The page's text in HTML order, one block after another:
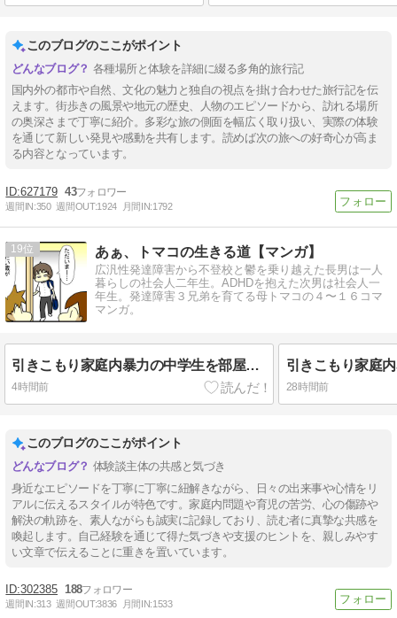
このブログのここがポイント
各種場所と体験を詳細に綴る多角的旅行記
国内外の都市や自然、文化の魅力と独自の視点を掛け合わせた旅行記を伝
えます。街歩きの風景や地元の歴史、人物のエピソードから、訪れる場所
の奥深さまで丁寧に紹介。多彩な旅の側面を幅広く取り扱い、実際の体験
を通じて新しい発見や感動を共有します。読めば次の旅への好奇心が高ま
る内容となっています。
627179 43
週間IN:350 週間OUT:1924 月間IN:1792
19 あぁ、トマコの生きる道【マンガ】
広汎性発達障害から不登校と鬱を乗り越えた長男は一人
暮らしの社会人二年生。ADHDを抱えた次男は社会人一
年生。発達障害３兄弟を育てる母トマコの４〜１６コマ
マンガ。
引きこもり家庭内暴力の中学生を部屋から出した話⑬
4時間前 28時間前
このブログのここがポイント
体験談主体の共感と気づき
身近なエピソードを丁寧に丁寧に紐解きながら、日々の出来事や心情をリ
アルに伝えるスタイルが特色です。家庭内問題や育児の苦労、心の傷跡や
解決の軌跡を、素人ながらも誠実に記録しており、読む者に真摯な共感を
喚起します。自己経験を通じて得た気づきや支援のヒントを、親しみやす
い文章で伝えることに重きを置いています。
302385 188
週間IN:313 週間OUT:3836 月間IN:1533